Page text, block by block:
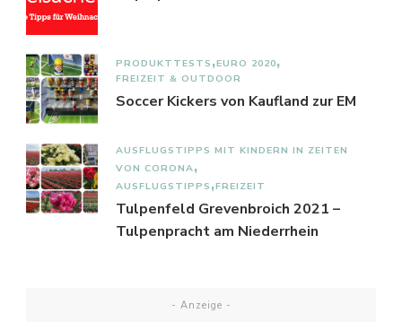
PRODUKTTESTS EURO 2020
FREIZEIT & OUTDOOR
Soccer Kickers von Kaufland zur EM
AUSFLUGSTIPPS MIT KINDERN IN ZEITEN
VON CORONA
AUSFLUGSTIPPS FREIZEIT
Tulpenfeld Grevenbroich 2021 –
Tulpenpracht am Niederrhein
- Anzeige -